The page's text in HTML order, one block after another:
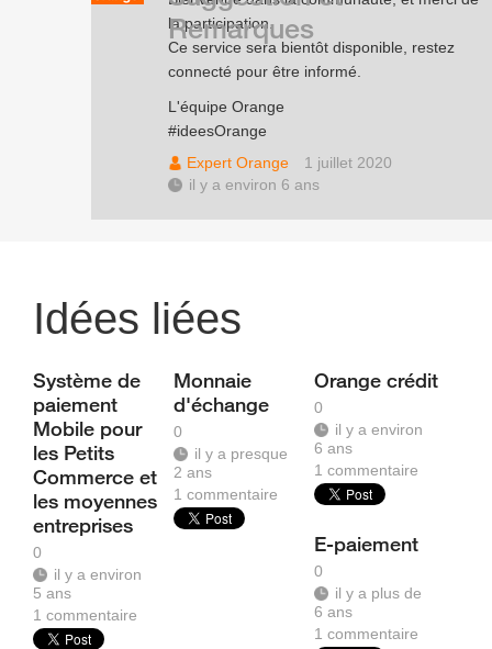
la participation.
Ce service sera bientôt disponible, restez
connecté pour être informé.
L'équipe Orange
#ideesOrange
Expert Orange
1 juillet 2020
il y a environ 6 ans
Remarques
Idées liées
Système de
paiement
Mobile pour
les Petits
Commerce et
les moyennes
entreprises
0
il y a environ
5 ans
1 commentaire
Monnaie
d'échange
0
il y a presque
2 ans
1commentaire
Orange crédit
0
il y a environ
6 ans
1commentaire
E-paiement
0
il y a plus de
6 ans
1commentaire